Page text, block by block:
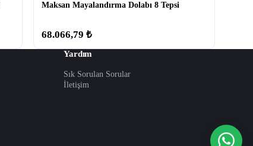
Maksan Mayalandırma Dolabı 8 Tepsi
68.066,79 ₺
Yardım
Sık Sorulan Sorular
İletişim